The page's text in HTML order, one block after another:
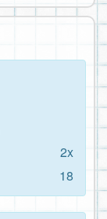
2x
18